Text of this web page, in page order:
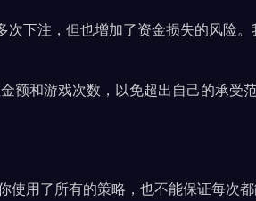
下注，但也增加了资金损失的风险
额和游戏次数，以免超出自己的承受范
用了所有的策略，也不能保证每次